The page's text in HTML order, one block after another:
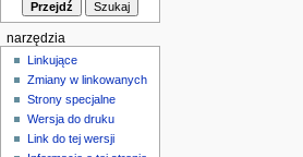
i
gnarzędzia
Linkujące
Zmiany w linkowanych
Strony specjalne
Wersja do druku
Link do tej wersji